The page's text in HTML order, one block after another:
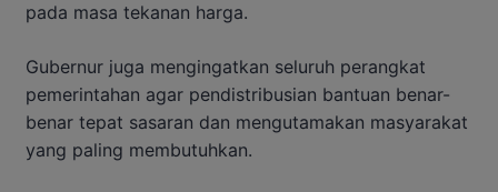
pada masa tekanan harga.
Gubernur juga mengingatkan seluruh perangkat
pemerintahan agar pendistribusian bantuan benar-
benar tepat sasaran dan mengutamakan masyarakat
yang paling membutuhkan.